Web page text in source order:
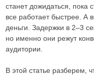
станет дожидаться, пока
все работает быстрее. А
деньги. Задержки в 2–3
но именно они режут
аудитории.
В этой статье разберем,